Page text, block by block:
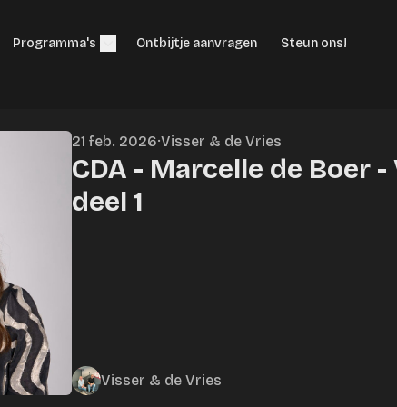
Programma's Ontbijtje aanvragen Steun ons!
21 feb. 2026·Visser & de Vries
CDA - Marcelle de Boer
deel 1
Visser & de Vries